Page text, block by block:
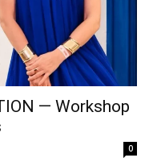
— Workshop
0